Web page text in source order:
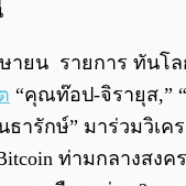
ายน รายการ ทันโล
“คุณท๊อป-จิรายุส,”
ารักษ์” มาร่วมวิเค
ท่ามกลางสงค